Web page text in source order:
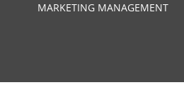
MARKETING MANAGEMENT